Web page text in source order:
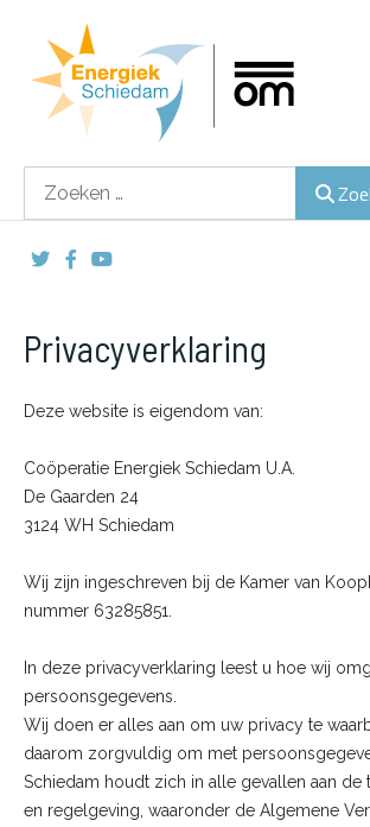
Privacyverklaring
Deze website is eigendom van:
Coöperatie Energiek Schiedam U.A.
De Gaarden 24
3124 WH Schiedam
Wij zijn ingeschreven bij de Kamer van
nummer 63285851.
In deze privacyverklaring leest u hoe wij
persoonsgegevens.
Wij doen er alles aan om uw privacy te
daarom zorgvuldig om met
Schiedam houdt zich in alle gevallen aan de
en regelgeving, waaronder de Algemene
Lokaal duurzame energie opwekken